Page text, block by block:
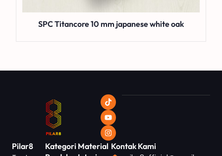
SPC Titancore 10 mm japanese white oak
Pilar8
Kategori Material Kontak Kami